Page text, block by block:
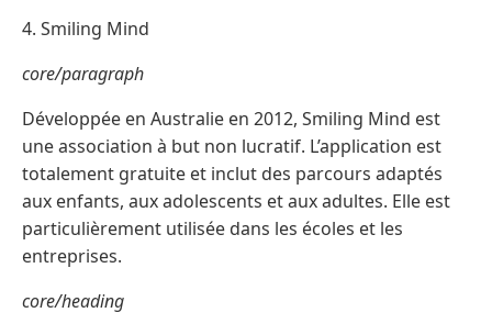
4. Smiling Mind
core/paragraph
Développée en Australie en 2012, Smiling Mind est
une association à but non lucratif. L’application est
totalement gratuite et inclut des parcours adaptés
aux enfants, aux adolescents et aux adultes. Elle est
particulièrement utilisée dans les écoles et les
entreprises.
core/heading